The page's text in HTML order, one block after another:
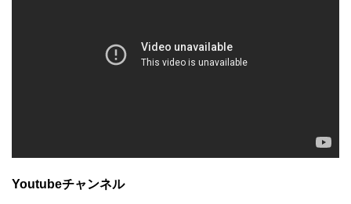
Youtubeチャンネル